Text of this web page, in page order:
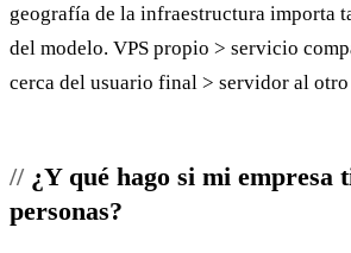
geografía de la infraestructura importa
del modelo. VPS propio > servicio
cerca del usuario final > servidor al
¿Y qué hago si mi empresa
personas?